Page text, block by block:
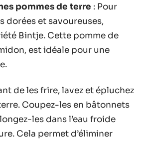
pommes de terre : Pour
dorées et savoureuses,
Bintje. Cette pomme de
est idéale pour une
de les frire, lavez et épluchez
Coupez-les en bâtonnets
les dans l’eau froide
Cela permet d’éliminer